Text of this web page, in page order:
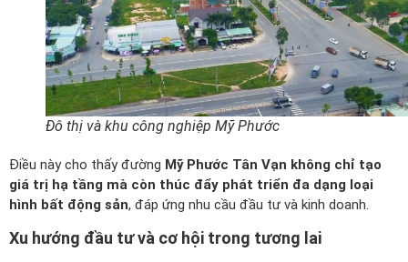
Đô thị và khu công nghiệp Mỹ Phước
Điều này cho thấy đường Mỹ Phước Tân Vạn không chỉ tạo
giá trị hạ tầng mà còn thúc đẩy phát triển đa dạng loại
hình bất động sản, đáp ứng nhu cầu đầu tư và kinh doanh.
Xu hướng đầu tư và cơ hội trong tương lai